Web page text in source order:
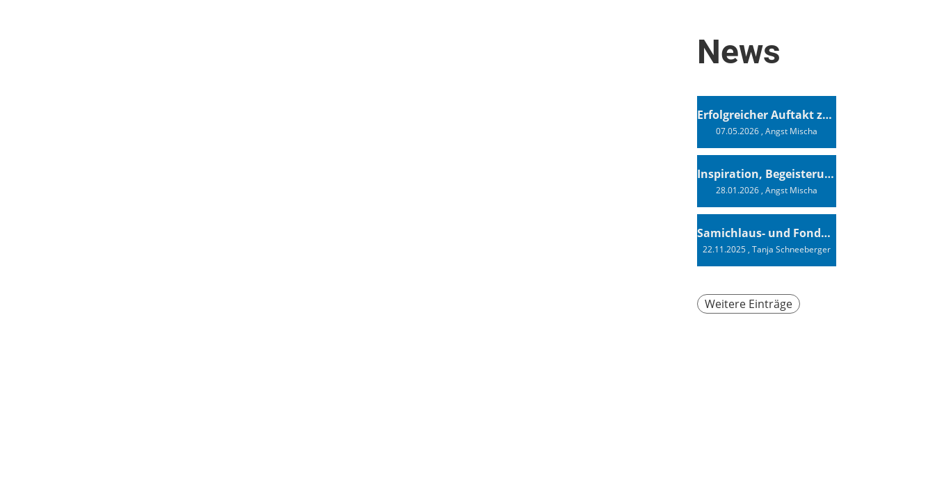
News
Erfolgreicher Auftakt zur Swiss Sailing Challenge League 2026
07.05.2026, Angst Mischa
Inspiration, Begeisterung - Ein Vortrag von Vendée-Globe-Finisher Oliver Heer
28.01.2026, Angst Mischa
Samichlaus- und Fonduabend
22.11.2025, Tanja Schneeberger
Weitere Einträge